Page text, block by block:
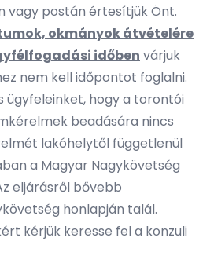
vagy postán értesítjük Önt.
okmányok átvételére
időben várjuk
nem kell időpontot foglalni.
ügyfeleinket, hogy a torontói
beadására nincs
lakóhelytől függetlenül
a Magyar Nagykövetség
eljárásről bővebb
honlapján talál.
kérjük keresse fel a konzuli